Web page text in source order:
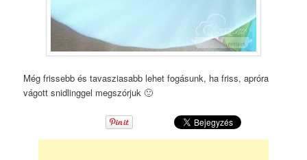
Még frissebb és tavasziasabb lehet fogásunk, ha friss, apróra
vágott snidlinggel megszórjuk 🙂